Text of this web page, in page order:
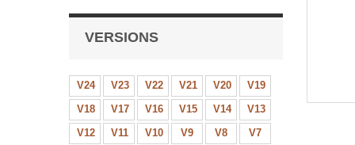
VERSIONS
V24 V23 V22 V21 V20
V19
V18
V17 V16 V15 V14
V13
V12
V11 V10 V9 V8
V7